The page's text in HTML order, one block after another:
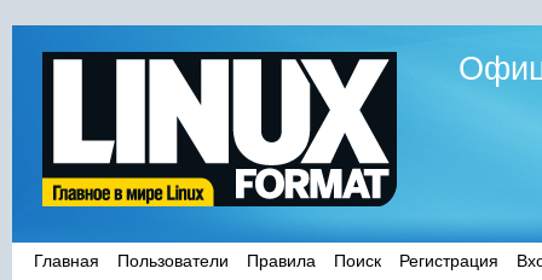
Главная Пользователи Правила Поиск Регистрация